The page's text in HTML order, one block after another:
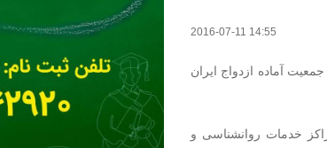
2016-07-11 14:55
آماده ازدواج ایران
خدمات روانشناسی و